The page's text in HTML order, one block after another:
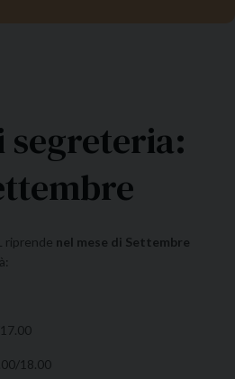
segreteria:
riprende nel mese di Settembre
18.00